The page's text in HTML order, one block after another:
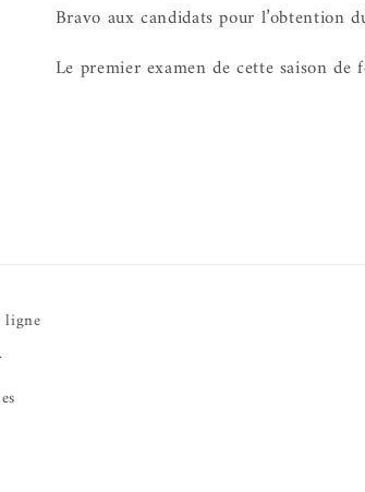
Bravo aux candidats pour l’obtention
Le premier examen de cette saison
ligne